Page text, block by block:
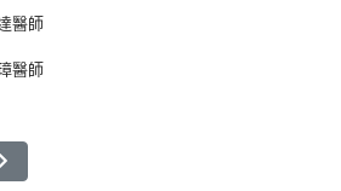
醫師
醫師
膀胱癌，攝護腺癌）團隊
章: 乳癌團隊